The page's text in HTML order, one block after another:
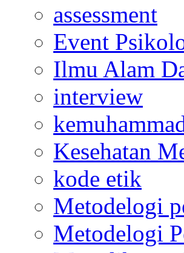
assessment
Event
Ilmu Alam
interview
Kesehatan
kode etik
Metodelogi
Metodelogi